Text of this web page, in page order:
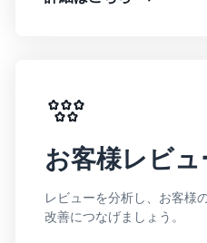
お客様レビュ
レビューを分析し、お客様
改善につなげましょう。